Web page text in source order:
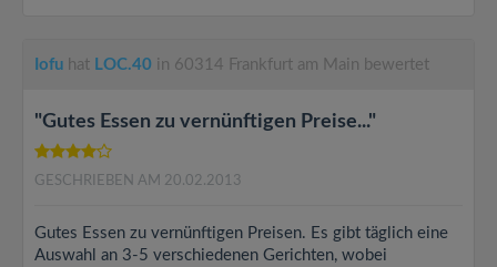
Iofu hat LOC.40 in 60314 Frankfurt am Main bewertet
"Gutes Essen zu vernünftigen Preise..."
GESCHRIEBEN AM 20.02.2013
Gutes Essen zu vernünftigen Preisen. Es gibt täglich eine
Auswahl an 3-5 verschiedenen Gerichten, wobei